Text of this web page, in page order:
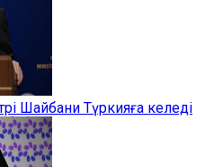
Шайбани Түркияға келеді